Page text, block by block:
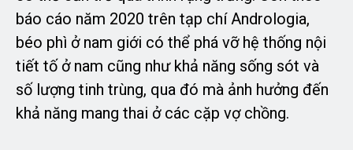
báo cáo năm 2020 trên tạp chí Andrologia,
béo phì ở nam giới có thể phá vỡ hệ thống nội
tiết tố ở nam cũng như khả năng sống sót và
số lượng tinh trùng, qua đó mà ảnh hưởng đến
khả năng mang thai ở các cặp vợ chồng.